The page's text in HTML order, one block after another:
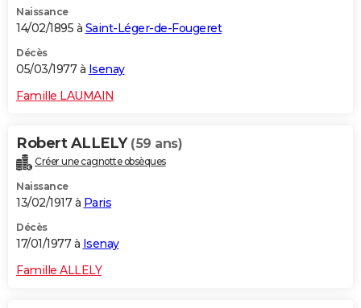
Naissance
14/02/1895 à Saint-Léger-de-Fougeret
Décès
05/03/1977 à Isenay
Famille LAUMAIN
Robert ALLELY (59 ans)
Créer une cagnotte obsèques
Naissance
13/02/1917 à Paris
Décès
17/01/1977 à Isenay
Famille ALLELY